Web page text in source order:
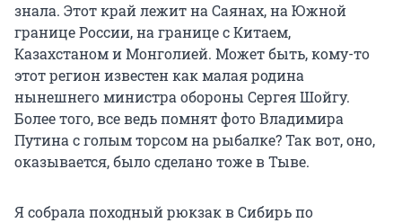
знала. Этот край лежит на Саянах, на Южной
границе России, на границе с Китаем,
Казахстаном и Монголией. Может быть, кому-то
этот регион известен как малая родина
нынешнего министра обороны Сергея Шойгу.
Более того, все ведь помнят фото Владимира
Путина с голым торсом на рыбалке? Так вот, оно,
оказывается, было сделано тоже в Тыве.
Я собрала походный рюкзак в Сибирь по